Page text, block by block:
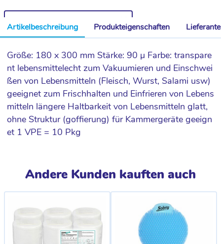
Artikelbeschreibung Produkteigenschaften
Größe: 180 x 300 mm Stärke: 90 µ Farbe: transpare
nt lebensmittelecht zum Vakuumieren und Einschwei
ßen von Lebensmitteln (Fleisch, Wurst, Salami usw)
geeignet zum Frischhalten und Einfrieren von Lebens
mitteln längere Haltbarkeit von Lebensmitteln glatt,
ohne Struktur (goffierung) für Kammergeräte geeign
et 1 VPE = 10 Pkg
Andere Kunden kauften auch